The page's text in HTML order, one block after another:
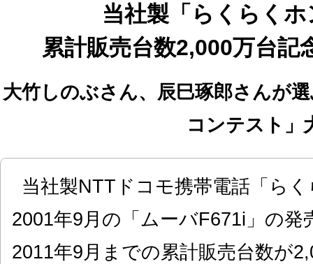
当社製「らくらく
累計販売台数2,000万台記
大竹しのぶさん、辰巳琢郎さんが
コンテスト」
当社製NTTドコモ携帯電話「ら
2001年9月の「ムーバF671i」の発
2011年9月までの累計販売台数が